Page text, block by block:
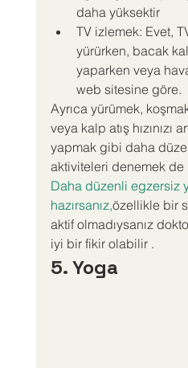
daha yüksektir
TV izlemek: Evet,
yürürken, bacak
yaparken veya
web sitesine göre.
Ayrıca yürümek,
veya kalp atış hızınızı
yapmak gibi daha
aktiviteleri denemek
Daha düzenli egzersiz
hazırsanız,özellikle bir
aktif olmadıysanız
iyi bir fikir olabilir .
5. Yoga